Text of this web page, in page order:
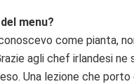
menu?
come pianta,
agli chef irlandesi ne
Una lezione che porto